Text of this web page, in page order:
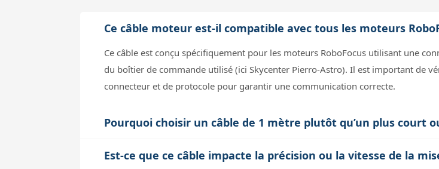
Ce câble moteur est-il compatible avec tous les moteurs
Ce câble est conçu spécifiquement pour les moteurs RoboFocus utilisant une
du boîtier de commande utilisé (ici Skycenter Pierro-Astro). Il est important de
connecteur et de protocole pour garantir une communication correcte.
Pourquoi choisir un câble de 1 mètre plutôt qu’un plus court
les connecteurs, ce qui risque d’endommager le matériel. Trop long, il peut
Est-ce que ce câble impacte la précision ou la vitesse de la